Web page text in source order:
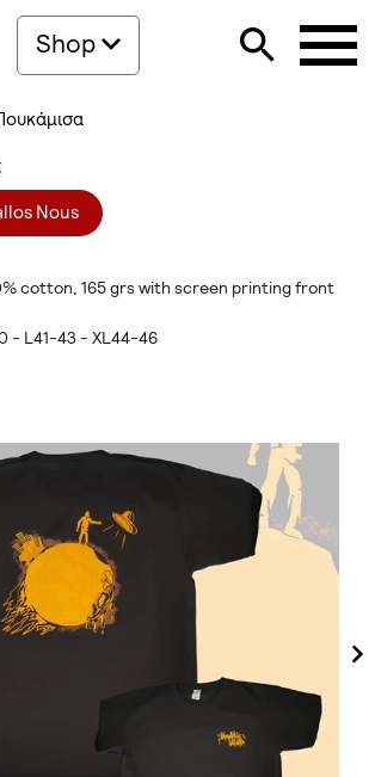
Shop
Nous
cotton, 165 grs with screen printing front
- L41-43 - XL44-46